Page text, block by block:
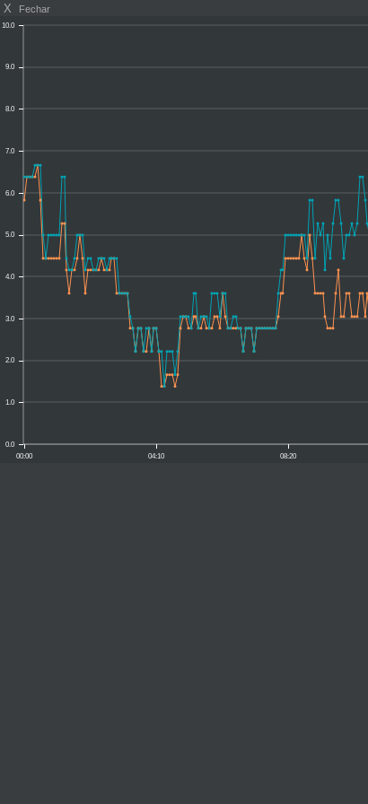
X Fechar